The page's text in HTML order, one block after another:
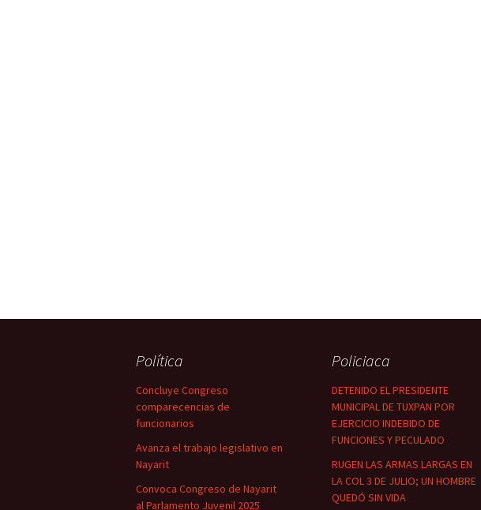
Política
Concluye Congreso
comparecencias de
funcionarios
Avanza el trabajo legislativo en
Nayarit
Convoca Congreso de Nayarit
al Parlamento Juvenil 2025
Policiaca
DETENIDO EL PRESIDENTE
MUNICIPAL DE TUXPAN POR
EJERCICIO INDEBIDO DE
FUNCIONES Y PECULADO
RUGEN LAS ARMAS LARGAS EN
LA COL 3 DE JULIO; UN HOMBRE
QUEDÓ SIN VIDA